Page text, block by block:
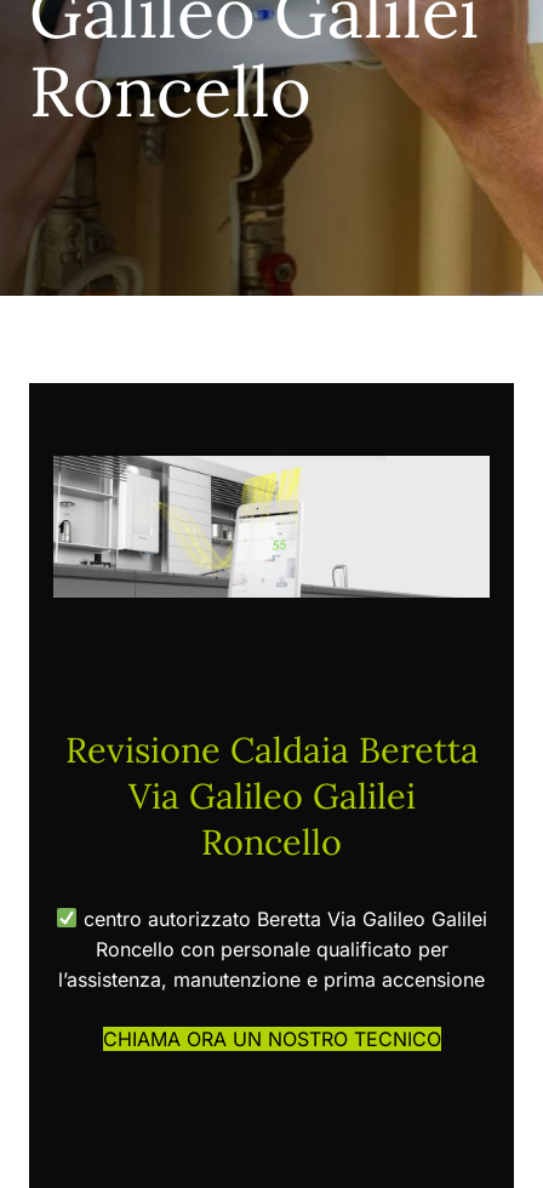
Roncello
Revisione Caldaia Beretta
Via Galileo Galilei
Roncello
centro autorizzato Beretta Via Galileo Galilei
Roncello con personale qualificato per
l’assistenza, manutenzione e prima accensione
CHIAMA ORA UN NOSTRO TECNICO